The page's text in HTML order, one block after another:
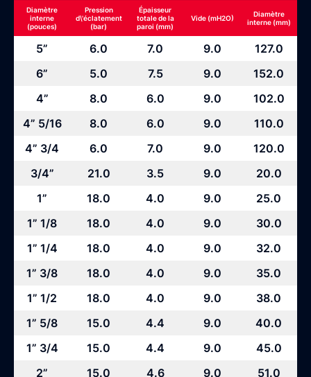
Diamètre
interne
(pouces)
Pression
d\'éclatement
(bar)
Épaisseur
totale de la
paroi (mm)
Vide (mH2O)
Diamètre
interne (mm)
5” 6.0 7.0 9.0
127.0
6”
5.0 7.5 9.0
152.0
4”
8.0 6.0 9.0
102.0
4” 5/16
8.0 6.0 9.0
110.0
4” 3/4
6.0 7.0 9.0
120.0
3/4”
21.0 3.5 9.0
20.0
1”
18.0 4.0 9.0
25.0
1” 1/8
18.0 4.0 9.0
30.0
1” 1/4
18.0 4.0 9.0
32.0
1” 3/8
18.0 4.0 9.0
35.0
1” 1/2
18.0 4.0 9.0
38.0
1” 5/8
15.0 4.4 9.0
40.0
1” 3/4
15.0 4.4 9.0
45.0
2”
15.0 4.6 9.0 51.0